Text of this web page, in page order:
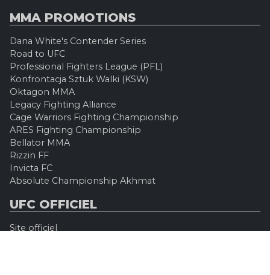
MMA PROMOTIONS
Dana White's Contender Series
Road to UFC
Professional Fighters League (PFL)
Konfrontacja Sztuk Walki (KSW)
Oktagon MMA
Legacy Fighting Alliance
Cage Warriors Fighting Championship
ARES Fighting Championship
Bellator MMA
Rizzin FF
Invicta FC
Absolute Championship Akhmat
UFC OFFICIEL
Site officiel